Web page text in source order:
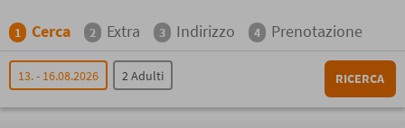
1 Cerca 2 Extra 3 Indirizzo 4 Prenotazione
13. - 16.08.2026 2 Adulti RICERCA